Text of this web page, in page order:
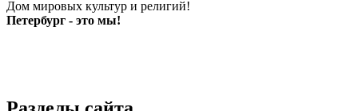
Дом мировых культур и религий!
Петербург - это мы!